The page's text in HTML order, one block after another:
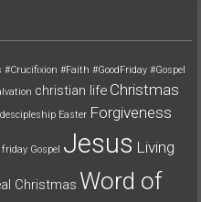
#Crucifixion #Faith #GoodFriday #Gospel
christian life Christmas
descipleship Easter Forgiveness
friday Gospel Jesus Living
Christmas Word of